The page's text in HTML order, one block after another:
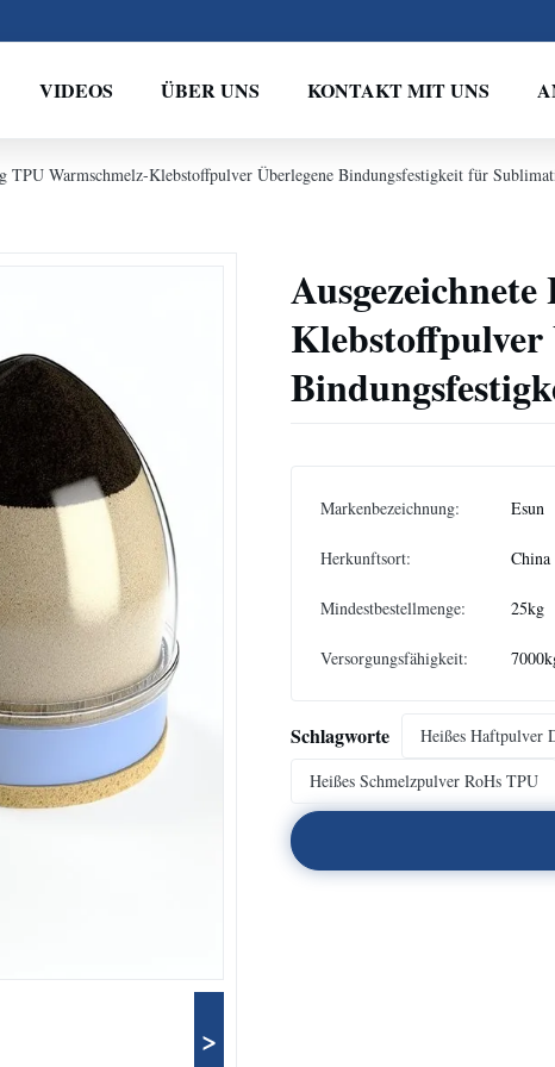
VIDEOS ÜBER UNS KONTAKT MIT UNS
TPU Warmschmelz-Klebstoffpulver Überlegene Bindungsfestigkeit für
>
Klebstoffpulver
Markenbezeichnung: Esun
Herkunftsort: China
Mindestbestellmenge: 25kg
Versorgungsfähigkeit:
Schlagworte Heißes Haftpulver
Heißes Schmelzpulver RoHs TPU